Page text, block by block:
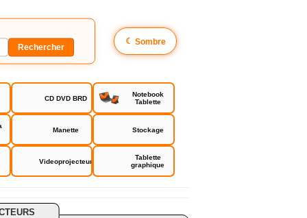
☾ Sombre
CD DVD BRD
Notebook
Tablette
Manette Stockage
Videoprojecteur
Tablette
graphique